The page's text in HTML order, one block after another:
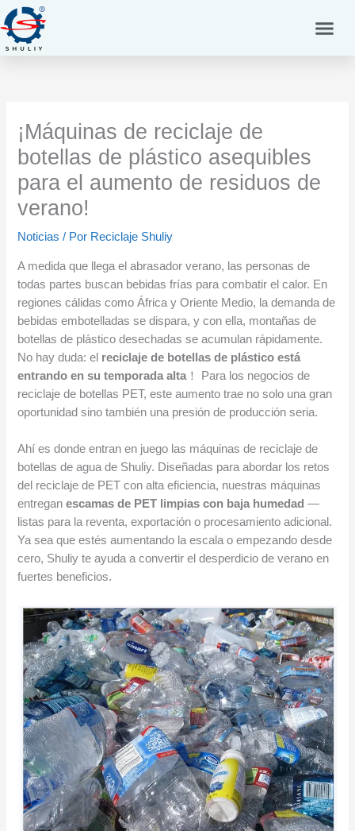
al
contenido
¡Máquinas de reciclaje de
botellas de plástico asequibles
para el aumento de residuos de
verano!
Noticias / Por Reciclaje Shuliy
A medida que llega el abrasador verano, las personas de
todas partes buscan bebidas frías para combatir el calor. En
regiones cálidas como África y Oriente Medio, la demanda de
bebidas embotelladas se dispara, y con ella, montañas de
botellas de plástico desechadas se acumulan rápidamente.
No hay duda: el reciclaje de botellas de plástico está
entrando en su temporada alta ！ Para los negocios de
reciclaje de botellas PET, este aumento trae no solo una gran
oportunidad sino también una presión de producción seria.
Ahí es donde entran en juego las máquinas de reciclaje de
botellas de agua de Shuliy. Diseñadas para abordar los retos
del reciclaje de PET con alta eficiencia, nuestras máquinas
entreganescamas de PET limpias con baja humedad —
listas para la reventa, exportación o procesamiento adicional.
Ya sea que estés aumentando la escala o empezando desde
cero, Shuliy te ayuda a convertir el desperdicio de verano en
fuertes beneficios.